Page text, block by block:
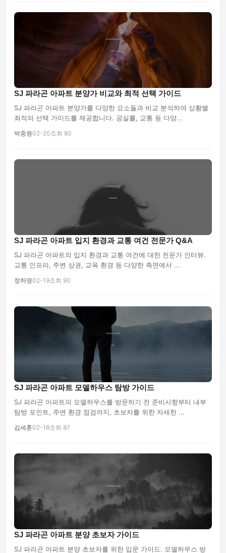
SJ 파라곤 아파트 분양가 비교와 최적 선택 가이드
SJ 파라곤 아파트 분양가를 다양한 요소들과 비교 분석하여 상황별
최적의 선택 가이드를 제공합니다. 공실률, 교통 등 다양...
박중원02-20조회 80
SJ 파라곤 아파트 입지 환경과 교통 여건 전문가 Q&A
SJ 파라곤 아파트의 입지 환경과 교통 여건에 대한 전문가 인터뷰.
교통 인프라, 주변 상권, 교육 환경 등 다양한 측면에서 ...
정하영02-19조회 90
SJ 파라곤 아파트 모델하우스 탐방 가이드
SJ 파라곤 아파트의 모델하우스를 방문하기 전 준비사항부터 내부
탐방 포인트, 주변 환경 점검까지, 초보자를 위한 자세한 ...
김세훈02-18조회 87
SJ 파라곤 아파트 분양 초보자 가이드
SJ 파라곤 아파트 분양 초보자를 위한 입문 가이드. 모델하우스 방